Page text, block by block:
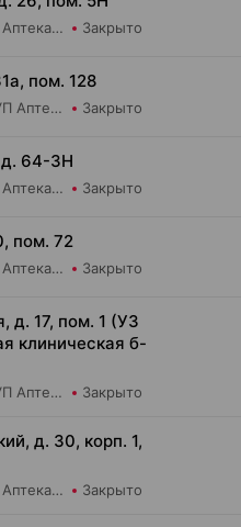
Белфармация РУП Аптека №23 Закрыто
пом. 128
Белфармация А РУП Аптека №25 Закрыто
д. 64-3Н
Белфармация РУП Аптека №14 Закрыто
пом. 72
Белфармация РУП Аптека №40 Закрыто
д. 17, пом. 1 (УЗ
клиническая б-
Белфармация А РУП Аптека №104 Закрыто
д. 30, корп. 1,
Белфармация РУП Аптека №21 Закрыто